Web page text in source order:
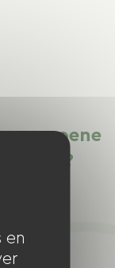
groene
lijst?
en